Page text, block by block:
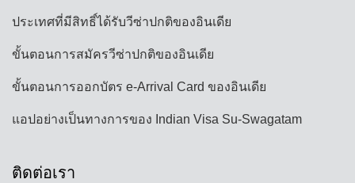
ประเทศที่มีสิทธิ์ได้รับวีซ่าปกติของอินเดีย
ขั้นตอนการสมัครวีซ่าปกติของอินเดีย
ขั้นตอนการออกบัตร e-Arrival Card ของอินเดีย
แอปอย่างเป็นทางการของ Indian Visa Su-Swagatam
ติดต่อเรา